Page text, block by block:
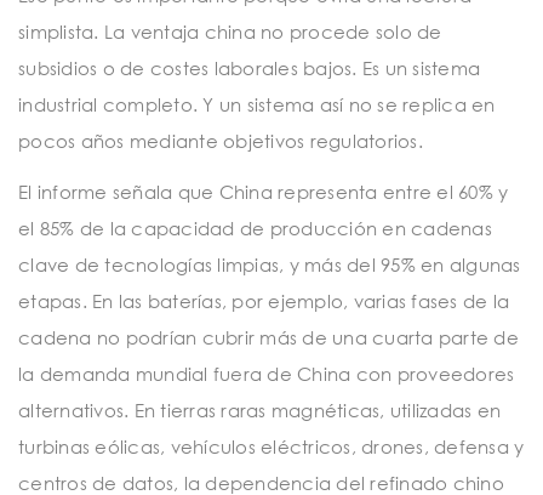
simplista. La ventaja china no procede solo de
subsidios o de costes laborales bajos. Es un sistema
industrial completo. Y un sistema así no se replica en
pocos años mediante objetivos regulatorios.
El informe señala que China representa entre el 60% y
el 85% de la capacidad de producción en cadenas
clave de tecnologías limpias, y más del 95% en algunas
etapas. En las baterías, por ejemplo, varias fases de la
cadena no podrían cubrir más de una cuarta parte de
la demanda mundial fuera de China con proveedores
alternativos. En tierras raras magnéticas, utilizadas en
turbinas eólicas, vehículos eléctricos, drones, defensa y
centros de datos, la dependencia del refinado chino